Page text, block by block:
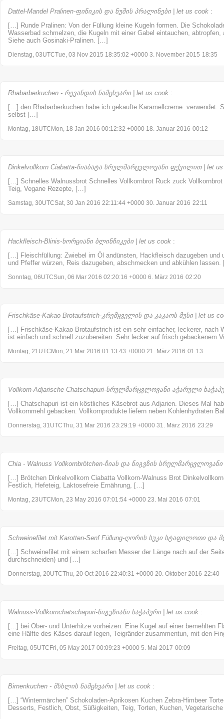
Dattel-Mandel Pralinen-ფინიკის და ნუშის პრალინები | let us cook :
[…] Runde Pralinen: Von der Füllung kleine Kugeln formen. Die
Wasserbad schmelzen, die Kugeln mit einer Gabel eintauchen,
Siehe auch Gosinaki-Pralinen. […]
Dienstag, 03UTCTue, 03 Nov 2015 18:35:02 +0000 3. November 2015 18:35
Rhabarberkuchen - რევანდის ნამცხვარი | let us cook :
[…] den Rhabarberkuchen habe ich gekaufte Karamellcreme verwendet.
selbst […]
Montag, 18UTCMon, 18 Jan 2016 00:12:32 +0000 18. Januar 2016 00:12
Dinkelvollkorn Ciabatta-ჩიაბატა სრულმარცვლოვანი ფქვილით | let us
[…] Schnelles Walnussbrot Schnelles Vollkornbrot Ruck zuck
Teig, Vegane Rezepte, […]
Samstag, 30UTCSat, 30 Jan 2016 22:11:44 +0000 30. Januar 2016 22:11
Hackfleisch-Blinis-ხორციანი ბლინჩიკები | let us cook :
[…] Fleischfüllung: Zwiebel im Öl andünsten, Hackfleisch dazugeben und
und Pfeffer würzen, Reis dazugeben, abschmecken und abkühlen
Sonntag, 06UTCSun, 06 Mar 2016 02:20:16 +0000 6. März 2016 02:20
Frischkäse-Kakao Brotaufstrich-კრემყველის და კაკაოს მუსი | let us
[…] Frischkäse-Kakao Brotaufstrich ist ein sehr einfacher, leckerer, nach
ist einfach und schnell zuzubereiten. Sehr lecker auf frisch gebackenem
Montag, 21UTCMon, 21 Mar 2016 01:13:43 +0000 21. März 2016 01:13
Vollkorn-Adjarische Chatschapuri-სრულმარცვლოვანი აჭარული
[…] Chatschapuri ist ein köstliches Käsebrot aus Adjarien. Dieses Mal
Vollkornmehl gebacken. Vollkornprodukte liefern neben Kohlenhydraten
Donnerstag, 31UTCThu, 31 Mar 2016 23:29:19 +0000 31. März 2016 23:29
Chia - Walnuss Vollkornbrötchen-ჩიას და ნიგვზის
[…] Brötchen Dinkelvollkorn Ciabatta Vollkorn-Walnuss Brot
Festlich, Hefeteig, Laktosefreie Ernährung, […]
Montag, 23UTCMon, 23 May 2016 07:01:54 +0000 23. Mai 2016 07:01
Schweinefilet mit Karotten-Senf Füllung-ღორის სუკი სტაფილოთი და
[…] Schweinefilet mit einem scharfen Messer der Länge nach auf der
durchschneiden) und […]
Donnerstag, 20UTCThu, 20 Oct 2016 22:40:31 +0000 20. Oktober 2016 22:40
Walnuss-Vollkornchatschapuri-ნიგვზიანი ხაჭაპური | let us cook :
[…] bei Ober- und Unterhitze vorheizen. Eine Kugel auf einer bemehlten
eine Hälfte des Käses darauf legen, Teigränder zusammentun, mit den
Freitag, 05UTCFri, 05 May 2017 00:09:23 +0000 5. Mai 2017 00:09
Birnenkuchen - მსხლის ნამცხვარი | let us cook :
[…] “Wintermärchen” Schokoladen-Aprikosen Kuchen Zebra-Himbeer
Desserts, Festlich, Obst, Süßigkeiten, Teig, Torten, Kuchen,